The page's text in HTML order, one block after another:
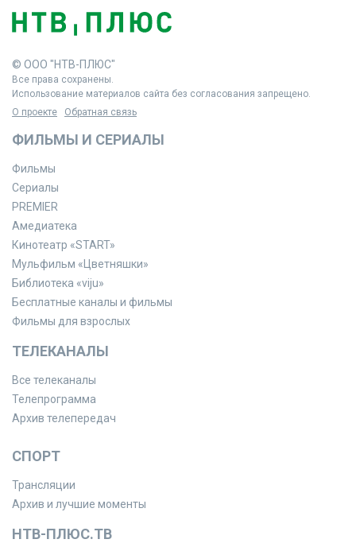
© ООО "НТВ-ПЛЮС"
Все права сохранены.
Использование материалов сайта без согласования запрещено.
О проекте
Обратная связь
ФИЛЬМЫ И СЕРИАЛЫ
Фильмы
Сериалы
PREMIER
Амедиатека
Кинотеатр «START»
Мульфильм «Цветняшки»
Библиотека «viju»
Бесплатные каналы и фильмы
Фильмы для взрослых
ТЕЛЕКАНАЛЫ
Все телеканалы
Телепрограмма
Архив телепередач
СПОРТ
Трансляции
Архив и лучшие моменты
НТВ-ПЛЮС.ТВ